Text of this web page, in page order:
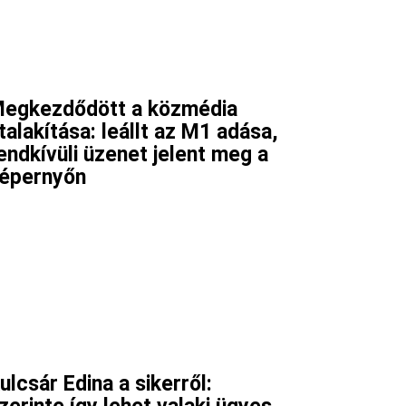
a közmédia
leállt az M1 adása,
üzenet jelent meg a
Edina a sikerről: